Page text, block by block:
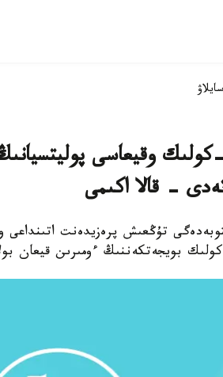
وقيعاسى
- قالا اكىمى
تۇڭعىش پرەزيدەنت اتىنداعى
بويجەتكەننىڭ ءومىرىن قيعان